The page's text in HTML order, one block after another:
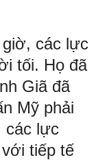
các lực
tối. Họ đã
Giã đã
Mỹ phải
các lực
tiếp tế